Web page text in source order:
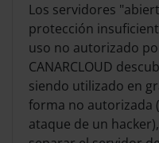
Los servidores
protección
uso no autorizado
CANARCLOUD
siendo utilizado en
forma no autorizada
ataque de un